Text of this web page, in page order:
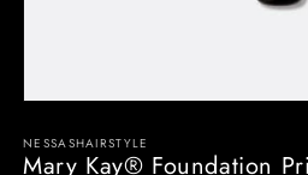
NESSASHAIRSTYLE
Mary Kay® Foundation